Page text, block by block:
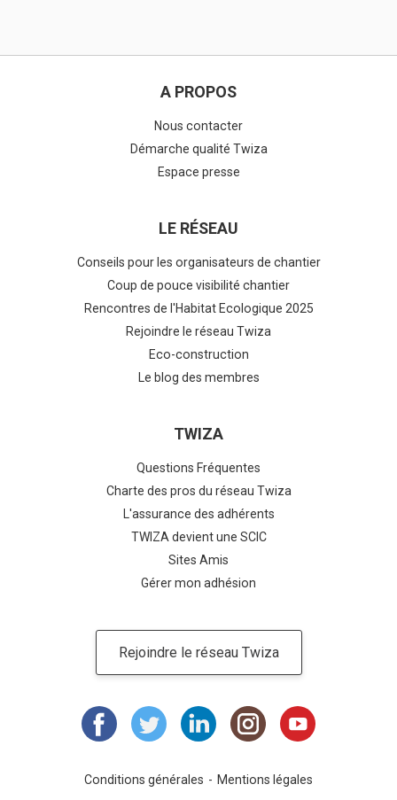
A PROPOS
Nous contacter
Démarche qualité Twiza
Espace presse
LE RÉSEAU
Conseils pour les organisateurs de chantier
Coup de pouce visibilité chantier
Rencontres de l'Habitat Ecologique 2025
Rejoindre le réseau Twiza
Eco-construction
Le blog des membres
TWIZA
Questions Fréquentes
Charte des pros du réseau Twiza
L'assurance des adhérents
TWIZA devient une SCIC
Sites Amis
Gérer mon adhésion
Rejoindre le réseau Twiza
Conditions générales Mentions légales